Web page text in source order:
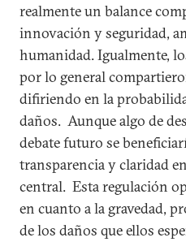
realmente un balance
innovación y seguridad,
humanidad. Igualmente,
por lo general
difiriendo en la
daños. Aunque algo de
debate futuro se
transparencia y claridad
central. Esta regulación
en cuanto a la gravedad,
de los daños que ellos